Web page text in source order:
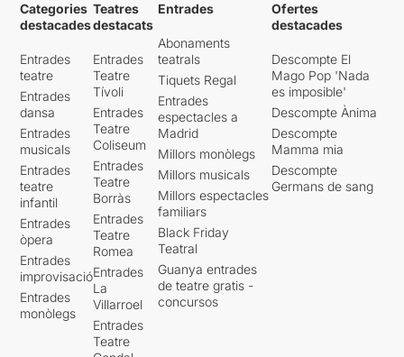
Categories
destacades
Entrades
teatre
Entrades
dansa
Entrades
musicals
Entrades
teatre
infantil
Entrades
òpera
Entrades
improvisació
Entrades
monòlegs
Teatres
destacats
Entrades
Teatre
Tívoli
Entrades
Teatre
Coliseum
Entrades
Teatre
Borràs
Entrades
Teatre
Romea
Entrades
La
Villarroel
Entrades
Teatre
Entrades
Abonaments
teatrals
Tiquets Regal
Entrades
espectacles a
Madrid
Millors monòlegs
Millors musicals
Millors espectacles
familiars
Black Friday
Teatral
Guanya entrades
de teatre gratis -
concursos
Ofertes
destacades
Descompte El
Mago Pop 'Nada
es imposible'
Descompte Ànima
Descompte
Mamma mia
Descompte
Germans de sang